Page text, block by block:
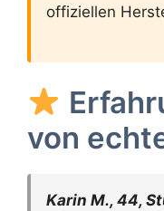
offiziellen
von
Karin M., 44,